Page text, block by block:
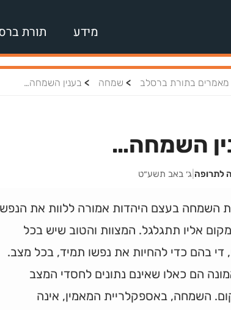
מידע תורת
מאמרים בתורת ברסלב > שמחה > בענין השמחה…
השמחה…
לתרופה ג׳ באב תשע״ט
השמחה בעצם היהדות אמורה ללוות את הנפש
אליו תתגלגל. המצוות והטוב שיש בכל
די בהם כדי להחיות את נפשו תמיד, בכל מצב.
הם כאלו שאינם נתונים לחסדי המצב
השמחה, באספקלריית המאמין, אינה